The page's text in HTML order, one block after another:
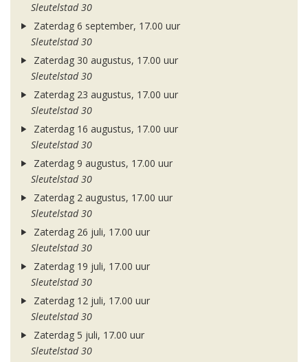
Sleutelstad 30
Zaterdag 6 september, 17.00 uur
Sleutelstad 30
Zaterdag 30 augustus, 17.00 uur
Sleutelstad 30
Zaterdag 23 augustus, 17.00 uur
Sleutelstad 30
Zaterdag 16 augustus, 17.00 uur
Sleutelstad 30
Zaterdag 9 augustus, 17.00 uur
Sleutelstad 30
Zaterdag 2 augustus, 17.00 uur
Sleutelstad 30
Zaterdag 26 juli, 17.00 uur
Sleutelstad 30
Zaterdag 19 juli, 17.00 uur
Sleutelstad 30
Zaterdag 12 juli, 17.00 uur
Sleutelstad 30
Zaterdag 5 juli, 17.00 uur
Sleutelstad 30